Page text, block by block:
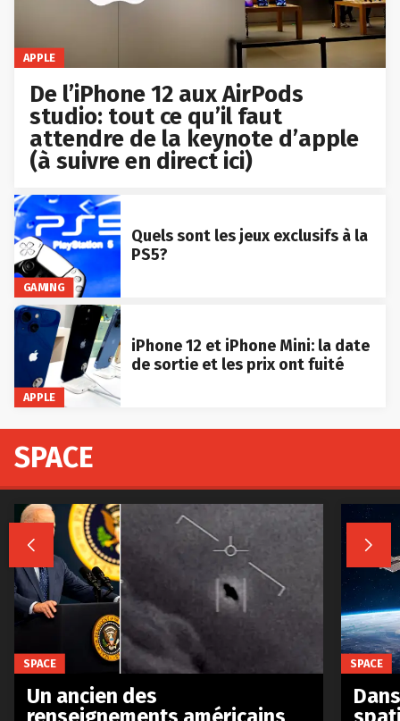
APPLE
De l’iPhone 12 aux AirPods
studio: tout ce qu’il faut
attendre de la keynote d’apple
(à suivre en direct ici)
GAMING
Quels sont les jeux exclusifs à la
PS5?
APPLE
iPhone 12 et iPhone Mini: la date
de sortie et les prix ont fuité
SPACE
 
SPACE
Un ancien des
SPACE